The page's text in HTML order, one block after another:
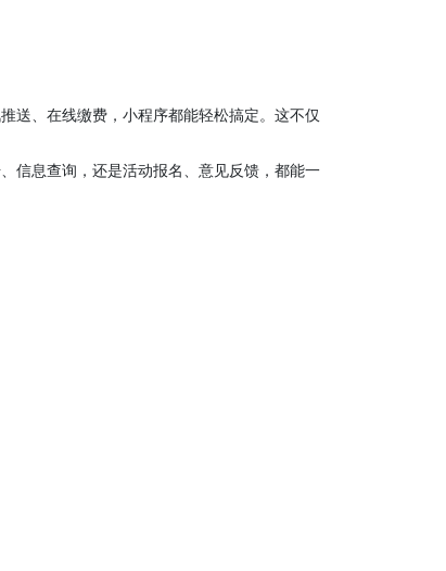
送、在线缴费，小程序都能轻松搞定。这不仅
信息查询，还是活动报名、意见反馈，都能一